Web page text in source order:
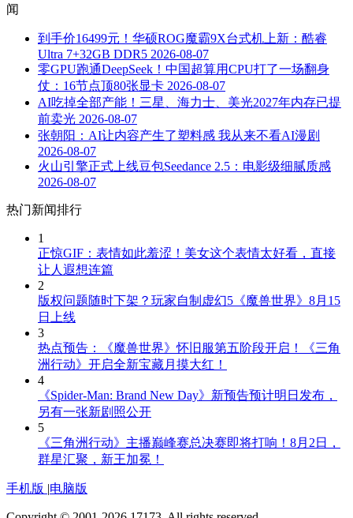
闻
到手价16499元！华硕ROG魔霸9X台式机上新：酷睿
Ultra 7+32GB DDR5 2026-08-07
零GPU跑通DeepSeek！中国超算用CPU打了一场翻身
仗：16节点顶80张显卡 2026-08-07
AI吃掉全部产能！三星、海力士、美光2027年内存已提
前卖光 2026-08-07
张朝阳：AI让内容产生了塑料感 我从来不看AI漫剧
2026-08-07
火山引擎正式上线豆包Seedance 2.5：电影级细腻质感
2026-08-07
热门新闻排行
1
正惊GIF：表情如此羞涩！美女这个表情太好看，直接
让人遐想连篇
2
版权问题随时下架？玩家自制虚幻5《魔兽世界》8月15
日上线
3
热点预告：《魔兽世界》怀旧服第五阶段开启！《三角
洲行动》开启全新宝藏月摸大红！
4
《Spider-Man: Brand New Day》新预告预计明日发布，
另有一张新剧照公开
5
《三角洲行动》主播巅峰赛总决赛即将打响！8月2日，
群星汇聚，新王加冕！
手机版 |电脑版